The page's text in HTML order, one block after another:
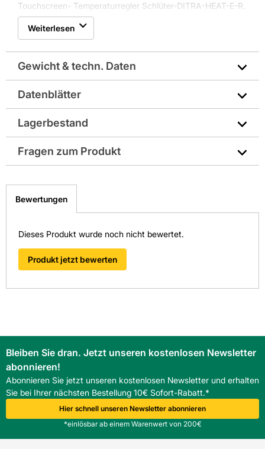
Touchscreen- Temperaturregler Schlüter-DITRA-HEAT-E-R.
Bei Bedarf kann die entkoppelte Fläche durch zusätzliche
Entkopplungsmatten Schlüter-DITRA-HEAT erweitert
werden.
Eigenschaften Schlüter-DITRA-HEAT-E-S1:
* entkoppelte Fläche: 5,4 m²; beheizte Fläche: 3,8
m²(136W)
* 7 St. Schlüter-DITRA-HEAT-MA Entkopplungsmatten
* Schlüter-DITRA-HEAT-E-R Touchscreen-Temperaturregler
* 2 Anklemmdosen
Weiterlesen
Gewicht & techn. Daten
Verwendung Boden: Ja
Hersteller-Art.-Nr.: DHS1
EAN: 4011832142833
Datenblätter
Technisches Merkblatt
Lagerbestand
Fragen zum Produkt
weitergeleitet zu werden. Wir werden Ihre Anfrage
schnellstmöglich bearbeiten.
Bewertungen
Dieses Produkt wurde noch nicht bewertet.
Produkt jetzt bewerten
Bleiben Sie dran. Jetzt unseren kostenlosen Newsletter
abonnieren!
Abonnieren Sie jetzt unseren kostenlosen Newsletter und erhalten
Sie bei Ihrer nächsten Bestellung 10€ Sofort-Rabatt.*
Hier schnell unseren Newsletter abonnieren
*einlösbar ab einem Warenwert von 200€